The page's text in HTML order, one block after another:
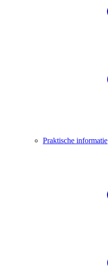
Praktische informatie